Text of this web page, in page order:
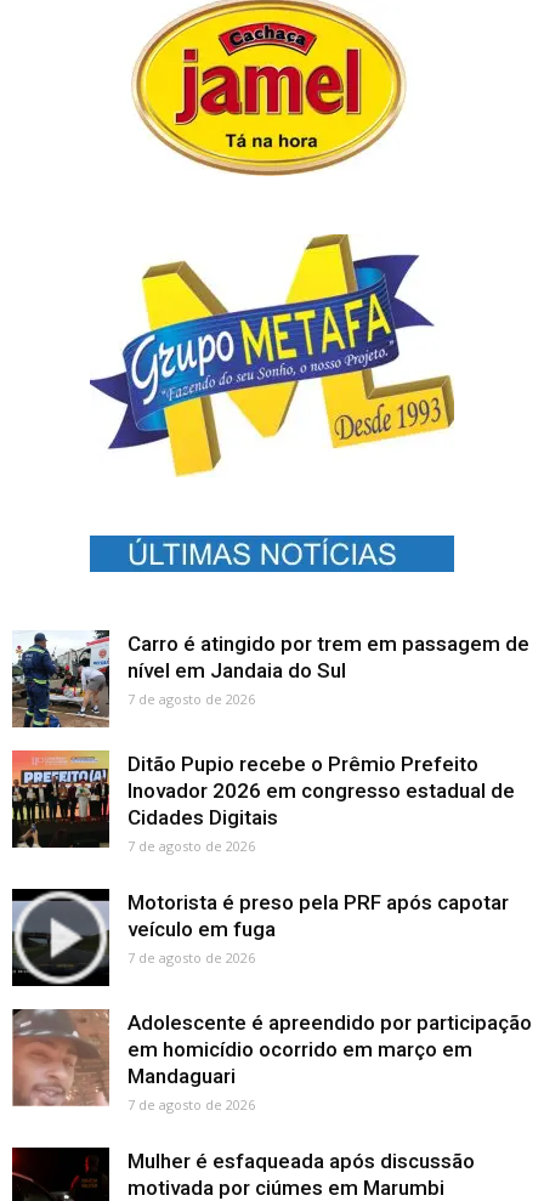
Carro é atingido por trem em passagem de
nível em Jandaia do Sul
7 de agosto de 2026
Ditão Pupio recebe o Prêmio Prefeito
Inovador 2026 em congresso estadual de
Cidades Digitais
7 de agosto de 2026
Motorista é preso pela PRF após capotar
veículo em fuga
7 de agosto de 2026
Adolescente é apreendido por participação
em homicídio ocorrido em março em
Mandaguari
7 de agosto de 2026
Mulher é esfaqueada após discussão
motivada por ciúmes em Marumbi